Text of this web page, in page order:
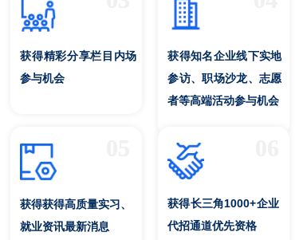
获得精彩分享栏目内场
参与机会
获得知名企业线下实地
参访、职场沙龙、志愿
者等高端活动参与机会
获得获得高质量实习、
就业资讯最新消息
获得长三角1000+企业
代招通道优先资格